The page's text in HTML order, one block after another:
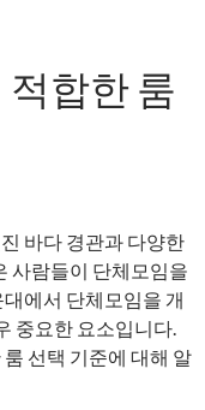
합한 룸
바다 경관과 다양한
사람들이 단체모임을
에서 단체모임을 개
중요한 요소입니다.
선택 기준에 대해 알